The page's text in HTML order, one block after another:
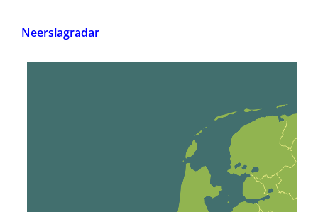
Neerslagradar